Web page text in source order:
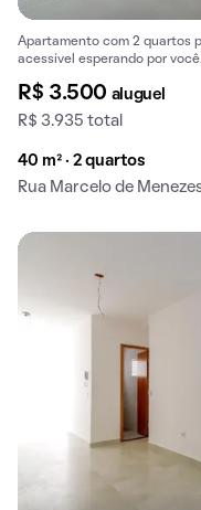
Apartamento com 2 quartos
acessível esperando por você.
R$ 3.500 aluguel
R$ 3.935 total
40 m² · 2 quartos
Rua Marcelo de